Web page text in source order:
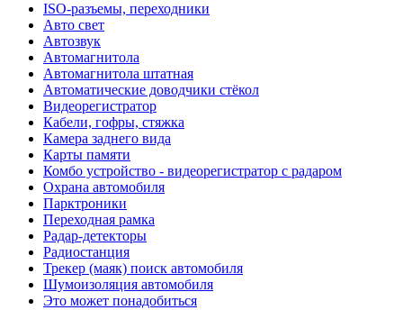
ISO-разъемы, переходники
Авто свет
Автозвук
Автомагнитола
Автомагнитола штатная
Автоматические доводчики стёкол
Видеорегистратор
Кабели, гофры, стяжка
Камера заднего вида
Карты памяти
Комбо устройство - видеорегистратор с радаром
Охрана автомобиля
Парктроники
Переходная рамка
Радар-детекторы
Радиостанция
Трекер (маяк) поиск автомобиля
Шумоизоляция автомобиля
Это может понадобиться